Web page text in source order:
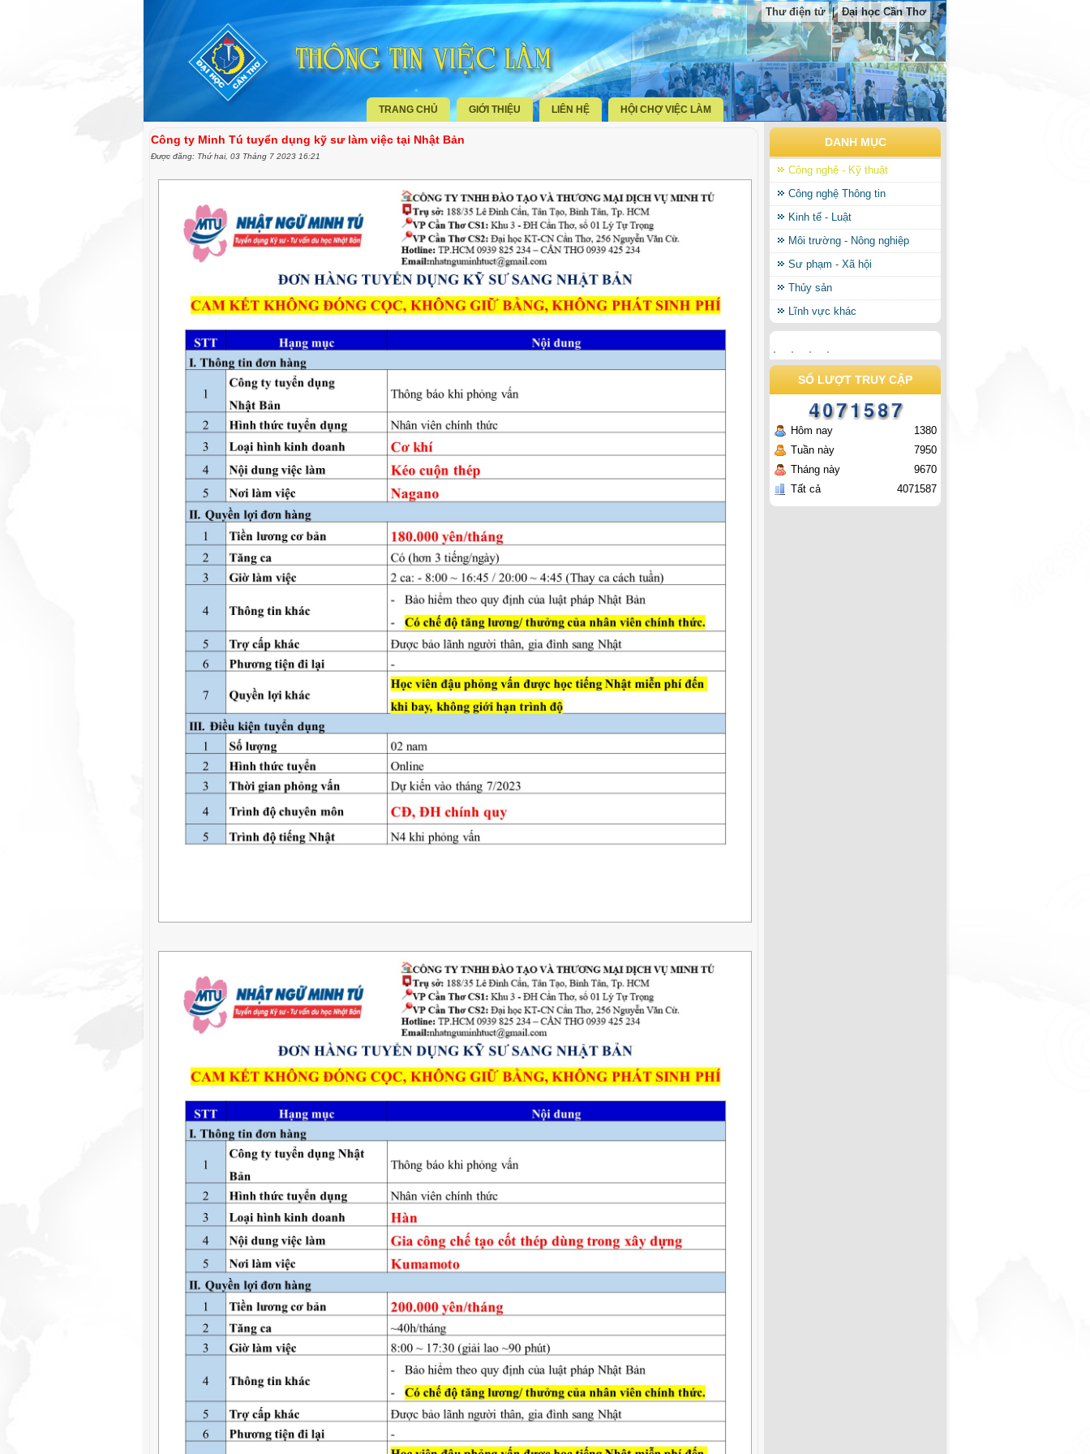
Thư điện tử | Đại học Cần Thơ
TRANG CHỦ GIỚI THIỆU LIÊN HỆ HỘI CHỢ VIỆC LÀM
Công ty Minh Tú tuyển dụng kỹ sư làm việc tại Nhật Bản
Được đăng: Thứ hai, 03 Tháng 7 2023 16:21
DANH MỤC
Công nghệ - Kỹ thuật
Công nghệ Thông tin
Kinh tế - Luật
Môi trường - Nông nghiệp
Sư phạm - Xã hội
Thủy sản
Lĩnh vực khác
SỐ LƯỢT TRUY CẬP
Hôm nay
Tuần này
Tháng này
Tất cả
1380
7950
9670
4071587